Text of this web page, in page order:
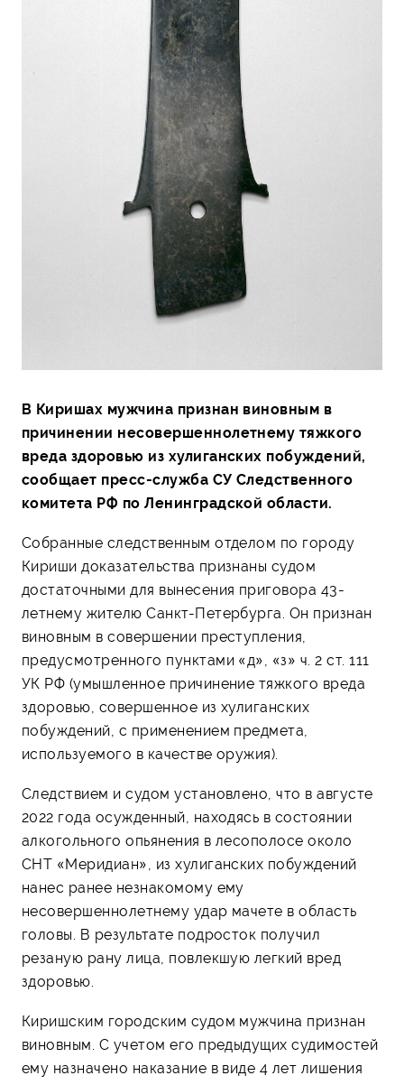
В Киришах мужчина признан виновным в
причинении несовершеннолетнему тяжкого
вреда здоровью из хулиганских побуждений,
сообщает пресс-служба СУ Следственного
комитета РФ по Ленинградской области.
Собранные следственным отделом по городу
Кириши доказательства признаны судом
достаточными для вынесения приговора 43-
летнему жителю Санкт-Петербурга. Он признан
виновным в совершении преступления,
предусмотренного пунктами «д», «з» ч. 2 ст. 111
УК РФ (умышленное причинение тяжкого вреда
здоровью, совершенное из хулиганских
побуждений, с применением предмета,
используемого в качестве оружия).
Следствием и судом установлено, что в августе
2022 года осужденный, находясь в состоянии
алкогольного опьянения в лесополосе около
СНТ «Меридиан», из хулиганских побуждений
нанес ранее незнакомому ему
несовершеннолетнему удар мачете в область
головы. В результате подросток получил
резаную рану лица, повлекшую легкий вред
здоровью.
Киришским городским судом мужчина признан
виновным. С учетом его предыдущих судимостей
ему назначено наказание в виде 4 лет лишения